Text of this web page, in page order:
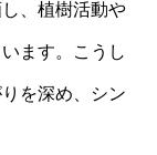
、植樹活動や
ます。こうし
を深め、シン